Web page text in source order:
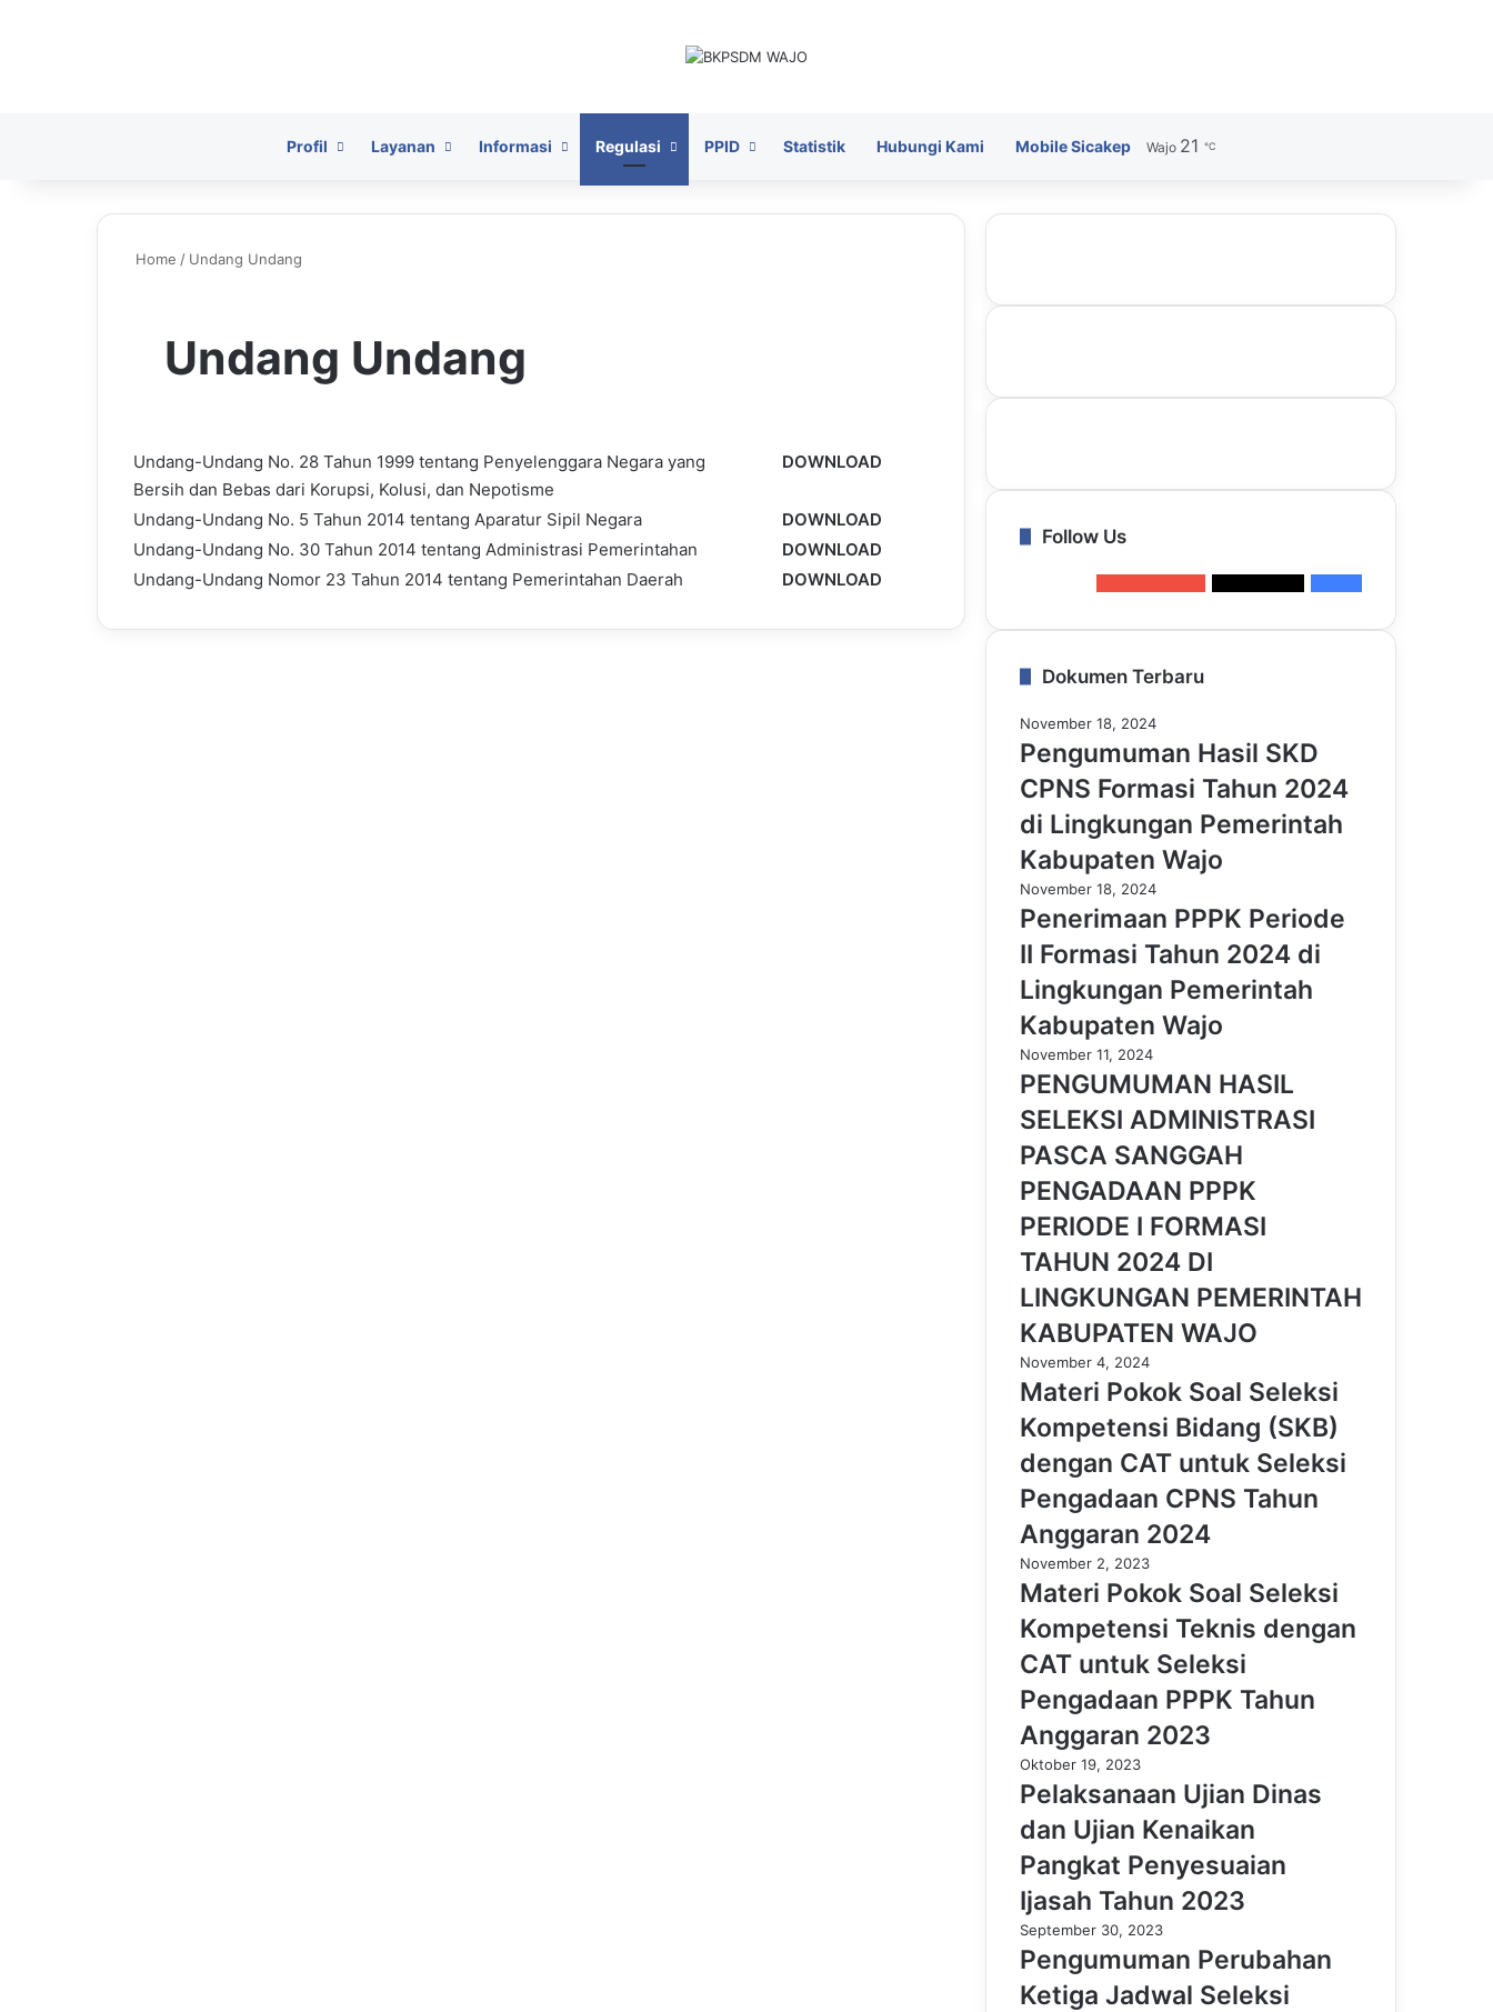
HomePage
Profil Layanan Informasi Regulasi PPID Statistik Hubungi Kami Mobile Sicakep Wajo 21 ℃
Home / Undang Undang
Undang Undang
Undang-Undang No. 28 Tahun 1999 tentang Penyelenggara Negara yang
Bersih dan Bebas dari Korupsi, Kolusi, dan Nepotisme
DOWNLOAD
Undang-Undang No. 5 Tahun 2014 tentang Aparatur Sipil Negara
DOWNLOAD
Undang-Undang No. 30 Tahun 2014 tentang Administrasi Pemerintahan
DOWNLOAD
Undang-Undang Nomor 23 Tahun 2014 tentang Pemerintahan Daerah
DOWNLOAD
Follow Us
Dokumen Terbaru
November 18, 2024
Pengumuman Hasil SKD
CPNS Formasi Tahun 2024
di Lingkungan Pemerintah
Kabupaten Wajo
November 18, 2024
Penerimaan PPPK Periode
II Formasi Tahun 2024 di
Lingkungan Pemerintah
Kabupaten Wajo
November 11, 2024
PENGUMUMAN HASIL
SELEKSI ADMINISTRASI
PASCA SANGGAH
PENGADAAN PPPK
PERIODE I FORMASI
TAHUN 2024 DI
LINGKUNGAN PEMERINTAH
KABUPATEN WAJO
November 4, 2024
Materi Pokok Soal Seleksi
Kompetensi Bidang (SKB)
dengan CAT untuk Seleksi
Pengadaan CPNS Tahun
Anggaran 2024
November 2, 2023
Materi Pokok Soal Seleksi
Kompetensi Teknis dengan
CAT untuk Seleksi
Pengadaan PPPK Tahun
Anggaran 2023
Oktober 19, 2023
Pelaksanaan Ujian Dinas
dan Ujian Kenaikan
Pangkat Penyesuaian
Ijasah Tahun 2023
September 30, 2023
Pengumuman Perubahan
Ketiga Jadwal Seleksi